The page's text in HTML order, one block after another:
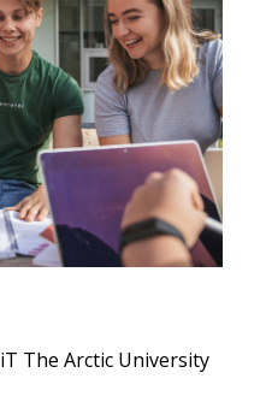
The Arctic University